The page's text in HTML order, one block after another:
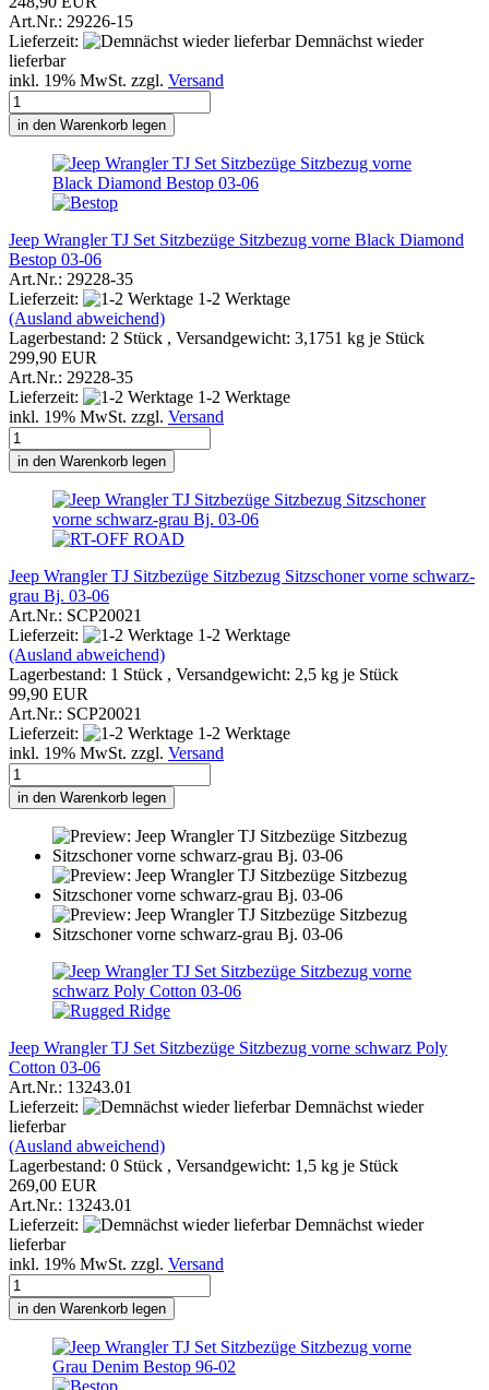
Art.Nr.: 29226-15
Lieferzeit:
Demnächst wieder
lieferbar
inkl. 19% MwSt. zzgl. Versand
in den Warenkorb legen
Jeep Wrangler TJ Set Sitzbezüge Sitzbezug vorne Black Diamond
Bestop 03-06
Art.Nr.: 29228-35
Lieferzeit:
1-2 Werktage
(Ausland abweichend)
Lagerbestand: 2 Stück , Versandgewicht: 3,1751 kg je Stück
299,90 EUR
Art.Nr.: 29228-35
Lieferzeit:
1-2 Werktage
inkl. 19% MwSt. zzgl. Versand
in den Warenkorb legen
Jeep Wrangler TJ Sitzbezüge Sitzbezug Sitzschoner vorne schwarz-
grau Bj. 03-06
Art.Nr.: SCP20021
Lieferzeit:
1-2 Werktage
(Ausland abweichend)
Lagerbestand: 1 Stück , Versandgewicht: 2,5 kg je Stück
99,90 EUR
Art.Nr.: SCP20021
Lieferzeit:
1-2 Werktage
inkl. 19% MwSt. zzgl. Versand
in den Warenkorb legen
Jeep Wrangler TJ Set Sitzbezüge Sitzbezug vorne schwarz Poly
Cotton 03-06
Art.Nr.: 13243.01
Lieferzeit:
Demnächst wieder
lieferbar
(Ausland abweichend)
Lagerbestand: 0 Stück , Versandgewicht: 1,5 kg je Stück
269,00 EUR
Art.Nr.: 13243.01
Lieferzeit:
Demnächst wieder
lieferbar
inkl. 19% MwSt. zzgl. Versand
in den Warenkorb legen